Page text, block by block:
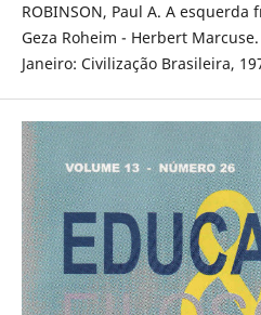
ROBINSON, Paul A. A
Geza Roheim - Herbert
Janeiro: Civilização Brasileira,